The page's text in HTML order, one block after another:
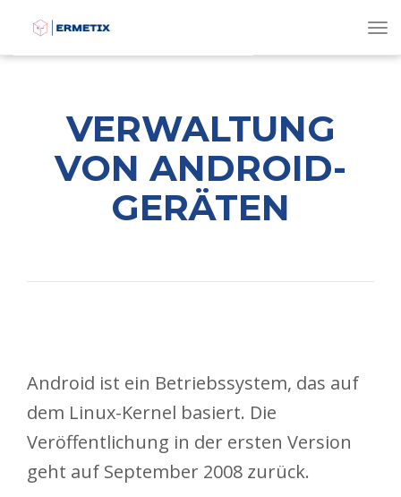
VERWALTUNG
VON ANDROID-
GERÄTEN
Android ist ein Betriebssystem, das auf
dem Linux-Kernel basiert. Die
Veröffentlichung in der ersten Version
geht auf September 2008 zurück.